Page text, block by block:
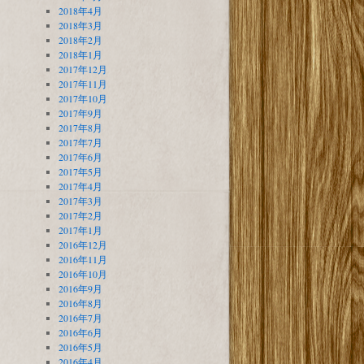
2018年4月
2018年3月
2018年2月
2018年1月
2017年12月
2017年11月
2017年10月
2017年9月
2017年8月
2017年7月
2017年6月
2017年5月
2017年4月
2017年3月
2017年2月
2017年1月
2016年12月
2016年11月
2016年10月
2016年9月
2016年8月
2016年7月
2016年6月
2016年5月